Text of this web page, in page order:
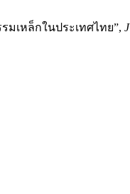
เหล็กในประเทศไทย”,